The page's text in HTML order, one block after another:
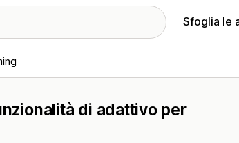
Sfoglia le
di adattivo per